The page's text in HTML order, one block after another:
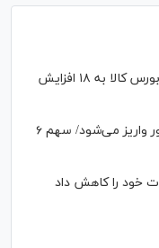
ساعت پایان معاملات بازار‌های مالی بورس کالا به ۱۸ افزایش
بخشی از سود سهام عدالت تا شهریور واریز می‌شود/ سهم ۶